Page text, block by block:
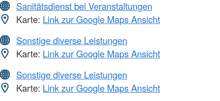
Sanitätsdienst bei Veranstaltungen
Karte: Link zur Google Maps Ansicht
Sonstige diverse Leistungen
Karte: Link zur Google Maps Ansicht
Sonstige diverse Leistungen
Karte: Link zur Google Maps Ansicht